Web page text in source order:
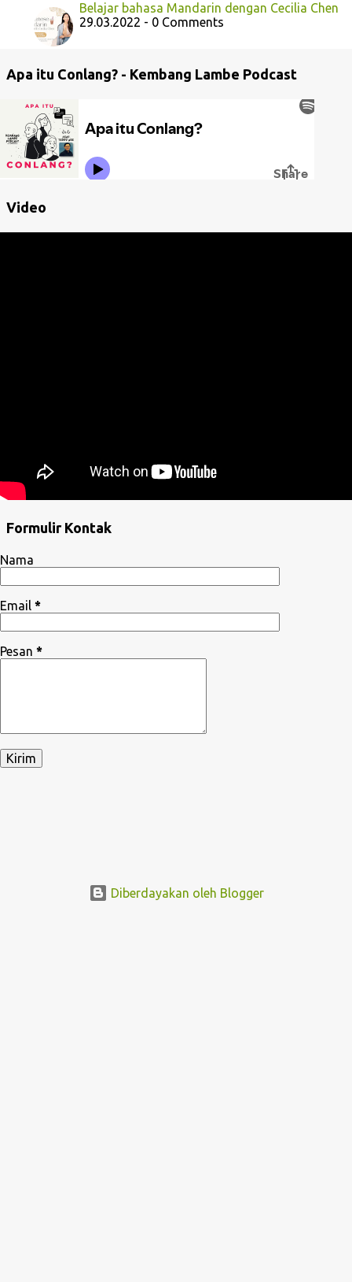
Belajar bahasa Mandarin dengan Cecilia Chen
29.03.2022 - 0 Comments
Apa itu Conlang? - Kembang Lambe Podcast
Video
Formulir Kontak
Nama
Email *
Pesan *
Diberdayakan oleh Blogger